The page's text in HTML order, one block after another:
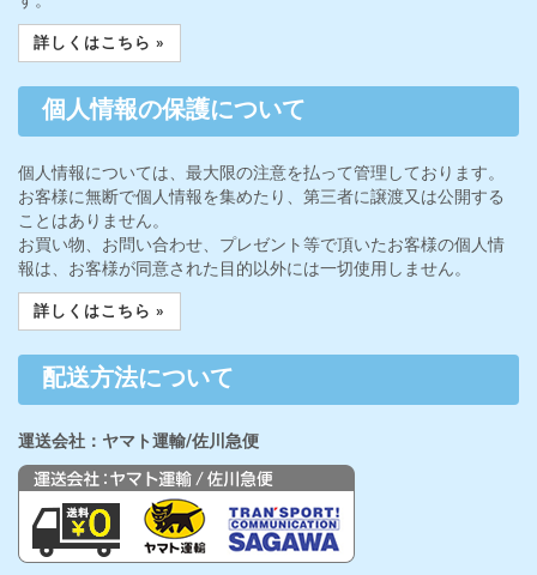
詳しくはこちら »
個人情報の保護について
個人情報については、最大限の注意を払って管理しております。
お客様に無断で個人情報を集めたり、第三者に譲渡又は公開する
ことはありません。
お買い物、お問い合わせ、プレゼント等で頂いたお客様の個人情
報は、お客様が同意された目的以外には一切使用しません。
詳しくはこちら »
配送方法について
運送会社：ヤマト運輸/佐川急便